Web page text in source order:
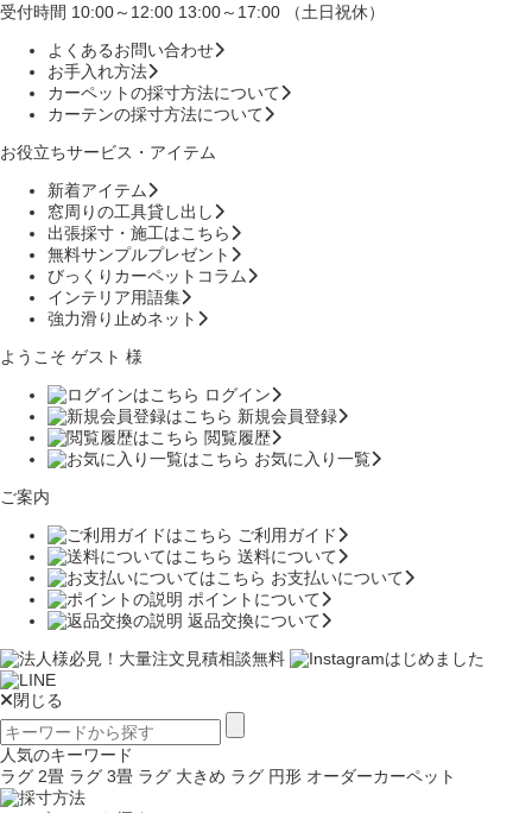
受付時間 10:00～12:00 13:00～17:00 （土日祝休）
よくあるお問い合わせ
お手入れ方法
カーペットの採寸方法について
カーテンの採寸方法について
お役立ちサービス・アイテム
新着アイテム
窓周りの工具貸し出し
出張採寸・施工はこちら
無料サンプルプレゼント
びっくりカーペットコラム
インテリア用語集
強力滑り止めネット
ようこそ ゲスト 様
ログイン
新規会員登録
閲覧履歴
お気に入り一覧
ご案内
ご利用ガイド
送料について
お支払いについて
ポイントについて
返品交換について
閉じる
人気のキーワード
ラグ 2畳 ラグ 3畳 ラグ 大きめ ラグ 円形 オーダーカーペット